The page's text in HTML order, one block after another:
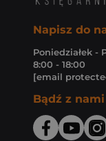
Napisz do
Poniedziałek -
8:00 - 18:00
[email
Bądź z